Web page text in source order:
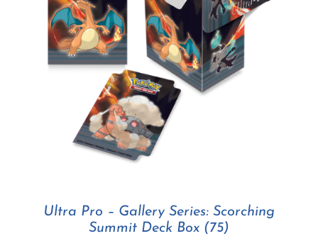
Ultra Pro – Gallery Series: Scorching
Summit Deck Box (75)